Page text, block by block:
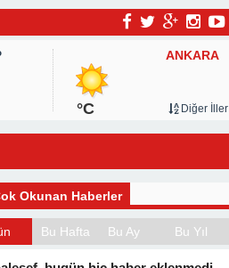
ANKARA
°C Diğer İller
Okunan Haberler
Bu Hafta Bu Ay Bu Yıl